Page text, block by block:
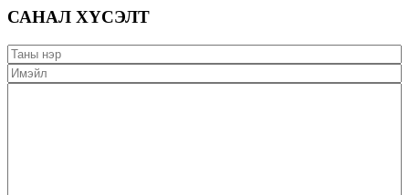
САНАЛ ХҮСЭЛТ